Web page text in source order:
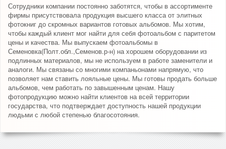
Сотрудники компании постоянно заботятся, чтобы в ассортименте
фирмы присутствовала продукция высшего класса от элитных
фотокниг до скромных вариантов готовых альбомов. Мы хотим,
чтобы каждый клиент мог найти для себя фотоальбом с паритетом
цены и качества. Мы выпускаем фотоальбомы в
Семеновка(Полт.обл.,Семенов.р-н) на хорошем оборудовании из
подлинных материалов, мы не используем в работе заменители и
аналоги. Мы связаны со многими компаньонами напрямую, что
позволяет нам ставить лояльные цены. Мы готовы продать больше
альбомов, чем работать по завышенным ценам. Нашу
фотопродукцию можно найти клиентов на всей территории
государства, что подтверждает доступность нашей продукции
людьми с любой степенью благосотояния.